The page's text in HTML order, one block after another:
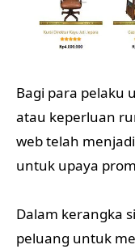
Bagi para pelaku
atau keperluan
web telah
untuk upaya
Dalam kerangka
peluang untuk